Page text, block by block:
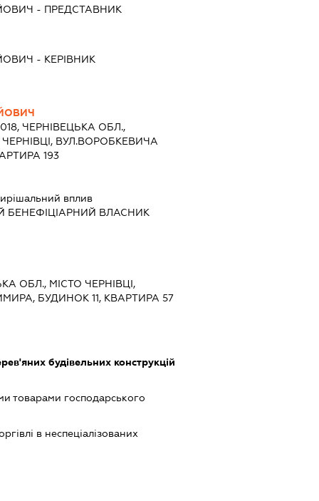
- ПРЕДСТАВНИК
- КЕРІВНИК
ЧЕРНІВЕЦЬКА ОБЛ.,
ВУЛ.ВОРОБКЕВИЧА
193
вплив
БЕНЕФІЦІАРНИЙ ВЛАСНИК
ОБЛ., МІСТО ЧЕРНІВЦІ,
БУДИНОК 11, КВАРТИРА 57
будівельних конструкцій
товарами господарського
в неспеціалізованих